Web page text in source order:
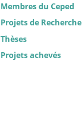
Membres du Ceped
Projets de Recherche
Thèses
Projets achevés